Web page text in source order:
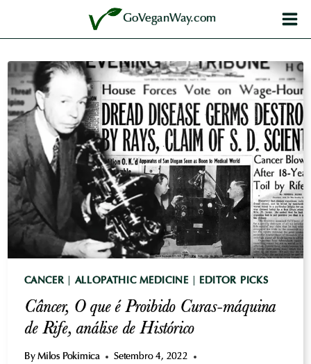
GoVeganWay.com
CANCER| ALLOPATHIC MEDICINE EDITOR PICKS
Câncer, O que é Proibido Curas-máquina
de Rife, análise de Histórico
By Milos Pokimica
Setembro 4, 2022